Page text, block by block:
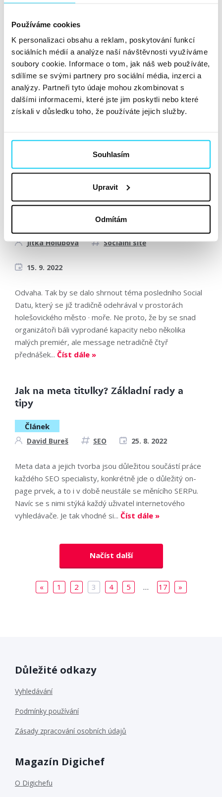
Používáme cookies
K personalizaci obsahu a reklam, poskytování funkcí
sociálních médií a analýze naší návštěvnosti využíváme
soubory cookie. Informace o tom, jak náš web používáte,
sdílíme se svými partnery pro sociální média, inzerci a
analýzy. Partneři tyto údaje mohou zkombinovat s
dalšími informacemi, které jste jim poskytli nebo které
získali v důsledku toho, že používáte jejich služby.
Souhlasím
Upravit
Odmítám
Gabriela Zimová.
Podcast
Dominika Lukášová Sociální sítě
23. 9. 2022
Původně studovala bohemistiku, ale po asi měsíci a půl
Zootu, kde přišla na to, že ji stylizování outfitů a
Číst dále »
5 statečných a spousta inspirace
aneb co nám dal Social Date #9
Jitka Holubová Sociální sítě
15. 9. 2022
Odvaha. Tak by se dalo shrnout téma posledního Social
Datu, který se již tradičně odehrával v prostorách
holešovického město · moře. Ne proto, že by se snad
organizátoři báli vyprodané kapacity nebo několika
malých premiér, ale message netradičně čtyř
přednášek... Číst dále »
Jak na meta titulky? Základní rady a
tipy
Článek
David Bureš SEO 25. 8. 2022
Meta data a jejich tvorba jsou důležitou součástí práce
každého SEO specialisty, konkrétně jde o důležitý on-
page prvek, a to i v době neustále se měnícího SERPu.
Navíc se s nimi stýká každý uživatel internetového
vyhledávače. Je tak vhodné si... Číst dále »
Načíst další
« 1 2 3 4 5 … 17 »
Důležité odkazy
Vyhledávání
Podmínky používání
Zásady zpracování osobních údajů
Magazín Digichef
O Digichefu